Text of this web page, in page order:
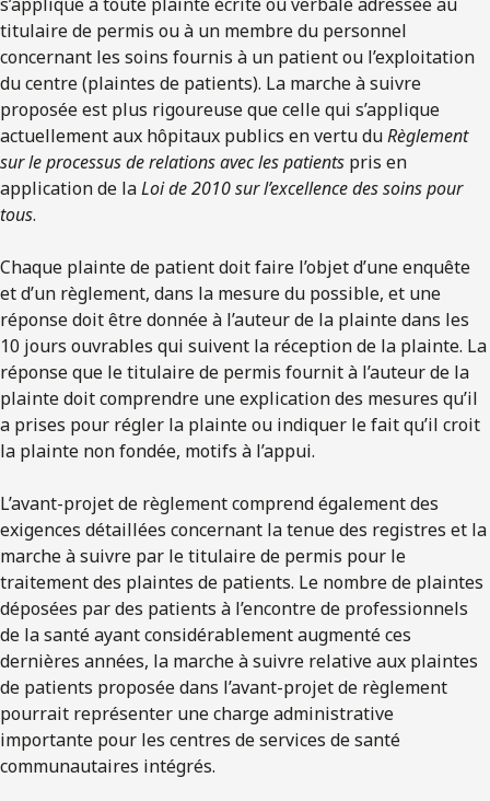
titulaire de permis ou à un membre du personnel
concernant les soins fournis à un patient ou l’exploitation
du centre (plaintes de patients). La marche à suivre
proposée est plus rigoureuse que celle qui s’applique
actuellement aux hôpitaux publics en vertu duRèglement
sur le processus de relations avec les patients pris en
application de laLoi de 2010 sur l’excellence des soins pour
tous.
Chaque plainte de patient doit faire l’objet d’une enquête
et d’un règlement, dans la mesure du possible, et une
réponse doit être donnée à l’auteur de la plainte dans les
10 jours ouvrables qui suivent la réception de la plainte. La
réponse que le titulaire de permis fournit à l’auteur de la
plainte doit comprendre une explication des mesures qu’il
a prises pour régler la plainte ou indiquer le fait qu’il croit
la plainte non fondée, motifs à l’appui.
L’avant-projet de règlement comprend également des
exigences détaillées concernant la tenue des registres et la
marche à suivre par le titulaire de permis pour le
traitement des plaintes de patients. Le nombre de plaintes
déposées par des patients à l’encontre de professionnels
de la santé ayant considérablement augmenté ces
dernières années, la marche à suivre relative aux plaintes
de patients proposée dans l’avant-projet de règlement
pourrait représenter une charge administrative
importante pour les centres de services de santé
communautaires intégrés.